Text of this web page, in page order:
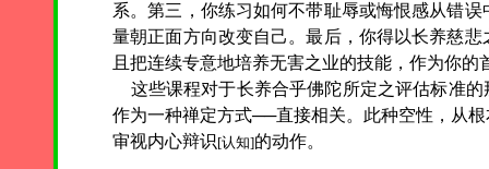
系。第三，你练习如何不带耻辱或悔恨感从错
量朝正面方向改变自己。最后，你得以长养慈
且把连续专意地培养无害之业的技能，作为你的
这些课程对于长养合乎佛陀所定之评估标准
作为一种禅定方式──直接相关。此种空性，从
审视内心辩识[认知]的动作。